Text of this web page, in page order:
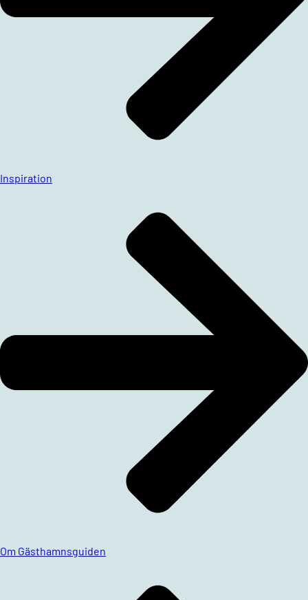
Inspiration
Om Gästhamnsguiden